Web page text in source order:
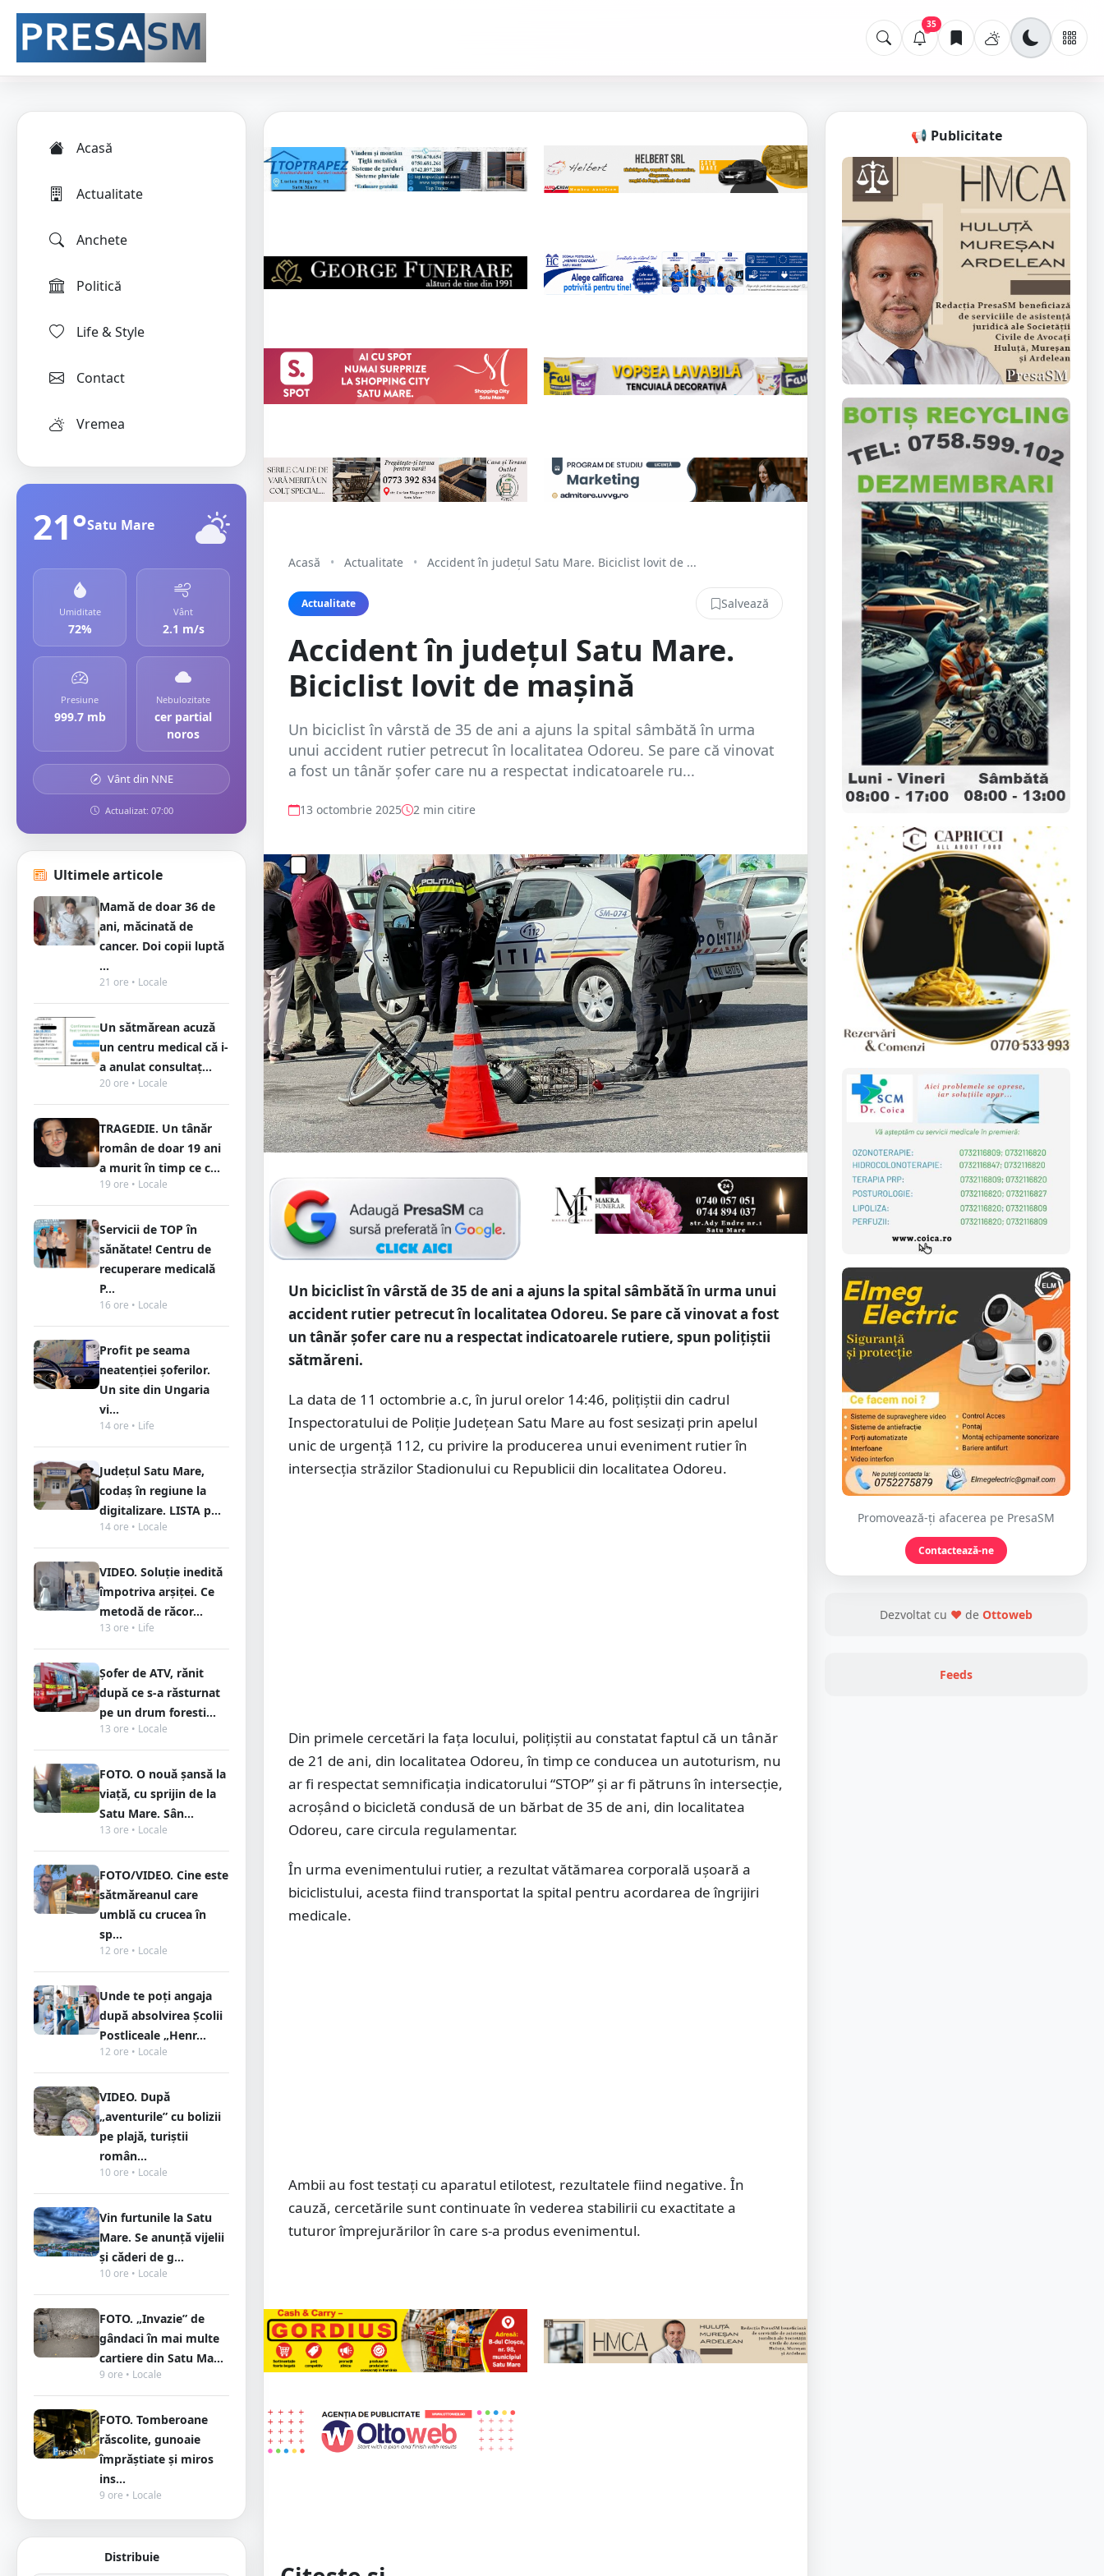
35
Acasă
Actualitate
Anchete
Politică
Life & Style
Contact
Vremea
21°Satu Mare
Umiditate
72%
Vânt
2.1 m/s
Presiune
999.7 mb
Nebulozitate
cer partial
noros
Vânt din NNE
Actualizat: 07:00
Ultimele articole
Mamă de doar 36 de
ani, măcinată de
cancer. Doi copii luptă
...
21 ore • Locale
Un sătmărean acuză
un centru medical că i-
a anulat consultaț...
20 ore • Locale
TRAGEDIE. Un tânăr
român de doar 19 ani
a murit în timp ce c...
19 ore • Locale
Servicii de TOP în
sănătate! Centru de
recuperare medicală
P...
16 ore • Locale
Profit pe seama
neatenției șoferilor.
Un site din Ungaria
vi...
14 ore • Life
Județul Satu Mare,
codaș în regiune la
digitalizare. LISTA p...
14 ore • Locale
VIDEO. Soluție inedită
împotriva arșiței. Ce
metodă de răcor...
13 ore • Life
Șofer de ATV, rănit
după ce s-a răsturnat
pe un drum foresti...
13 ore • Locale
FOTO. O nouă șansă la
viață, cu sprijin de la
Satu Mare. Sân...
13 ore • Locale
FOTO/VIDEO. Cine este
sătmăreanul care
umblă cu crucea în
sp...
12 ore • Locale
Unde te poți angaja
după absolvirea Școlii
Postliceale „Henr...
12 ore • Locale
VIDEO. După
„aventurile” cu bolizii
pe plajă, turiștii
român...
10 ore • Locale
Vin furtunile la Satu
Mare. Se anunță vijelii
și căderi de g...
10 ore • Locale
FOTO. „Invazie” de
gândaci în mai multe
cartiere din Satu Ma...
9 ore • Locale
FOTO. Tomberoane
răscolite, gunoaie
împrăștiate și miros
ins...
9 ore • Locale
Distribuie
Acasă • Actualitate • Accident în județul Satu Mare. Biciclist lovit de ...
Actualitate Salvează
Accident în județul Satu Mare.
Biciclist lovit de mașină
Un biciclist în vârstă de 35 de ani a ajuns la spital sâmbătă în urma
unui accident rutier petrecut în localitatea Odoreu. Se pare că vinovat
a fost un tânăr șofer care nu a respectat indicatoarele ru...
13 octombrie 2025 2 min citire
Un biciclist în vârstă de 35 de ani a ajuns la spital sâmbătă în urma unui
accident rutier petrecut în localitatea Odoreu. Se pare că vinovat a fost
un tânăr șofer care nu a respectat indicatoarele rutiere, spun polițiștii
sătmăreni.
La data de 11 octombrie a.c, în jurul orelor 14:46, polițiștii din cadrul
Inspectoratului de Poliție Județean Satu Mare au fost sesizați prin apelul
unic de urgență 112, cu privire la producerea unui eveniment rutier în
intersecția străzilor Stadionului cu Republicii din localitatea Odoreu.
Din primele cercetări la fața locului, polițiștii au constatat faptul că un tânăr
de 21 de ani, din localitatea Odoreu, în timp ce conducea un autoturism, nu
ar fi respectat semnificația indicatorului “STOP” și ar fi pătruns în intersecție,
acroșând o bicicletă condusă de un bărbat de 35 de ani, din localitatea
Odoreu, care circula regulamentar.
În urma evenimentului rutier, a rezultat vătămarea corporală ușoară a
biciclistului, acesta fiind transportat la spital pentru acordarea de îngrijiri
medicale.
Ambii au fost testați cu aparatul etilotest, rezultatele fiind negative. În
cauză, cercetările sunt continuate în vederea stabilirii cu exactitate a
tuturor împrejurărilor în care s-a produs evenimentul.
📢 Publicitate
Promovează-ți afacerea pe PresaSM
Contactează-ne
Dezvoltat cu ❤ de Ottoweb
Feeds